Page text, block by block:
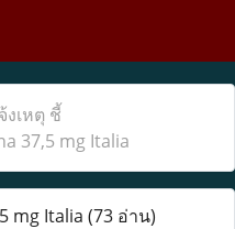
งเหตุ ชี้
37,5 mg Italia
mg Italia (73 อ่าน)